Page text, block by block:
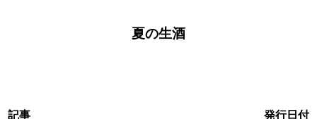
夏の生酒
記事
発行日付